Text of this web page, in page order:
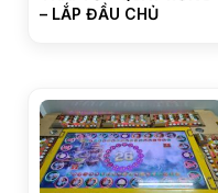
– LẮP ĐẦU CHỦ